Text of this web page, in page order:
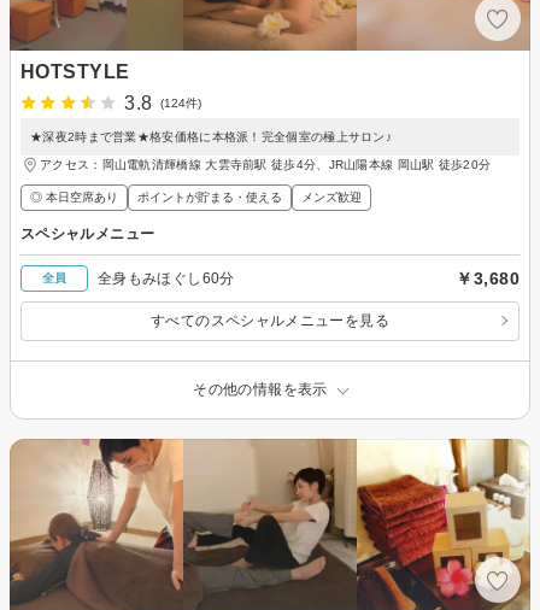
HOTSTYLE
3.8
(124件)
★深夜2時まで営業★格安価格に本格派！完全個室の極上サロン♪
アクセス：岡山電軌清輝橋線 大雲寺前駅 徒歩4分、JR山陽本線 岡山駅 徒歩20分
◎ 本日空席あり ポイントが貯まる・使える メンズ歓迎
スペシャルメニュー
全員 全身もみほぐし60分 ￥3,680
すべてのスペシャルメニューを見る
その他の情報を表示